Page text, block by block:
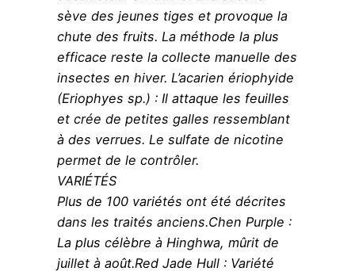
sève des jeunes tiges et provoque la
chute des fruits. La méthode la plus
efficace reste la collecte manuelle des
insectes en hiver. L’acarien ériophyide
(Eriophyes sp.) : Il attaque les feuilles
et crée de petites galles ressemblant
à des verrues. Le sulfate de nicotine
permet de le contrôler.
VARIÉTÉS
Plus de 100 variétés ont été décrites
dans les traités anciens.Chen Purple :
La plus célèbre à Hinghwa, mûrit de
juillet à août.Red Jade Hull : Variété